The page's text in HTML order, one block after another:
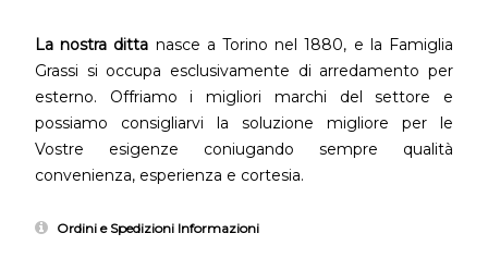
La nostra ditta nasce a Torino nel 1880, e la Famiglia
Grassi si occupa esclusivamente di arredamento per
esterno. Offriamo i migliori marchi del settore e
possiamo consigliarvi la soluzione migliore per le
Vostre esigenze coniugando sempre qualità
convenienza, esperienza e cortesia.
Ordini e Spedizioni Informazioni